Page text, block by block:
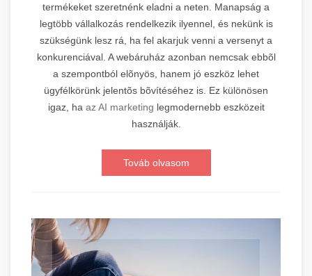
termékeket szeretnénk eladni a neten. Manapság a
legtöbb vállalkozás rendelkezik ilyennel, és nekünk is
szükségünk lesz rá, ha fel akarjuk venni a versenyt a
konkurenciával. A webáruház azonban nemcsak ebbõl
a szempontból elõnyös, hanem jó eszköz lehet
ügyfélkörünk jelentõs bõvítéséhez is. Ez különösen
igaz, ha az AI marketing legmodernebb eszközeit
használják.
Továb olvasom